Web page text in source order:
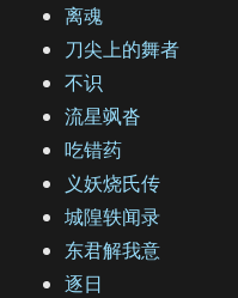
离魂
刀尖上的舞者
不识
流星飒沓
吃错药
义妖烧氏传
城隍轶闻录
东君解我意
逐日